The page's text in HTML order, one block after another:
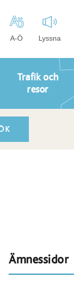
A-Ö Lyssna
Trafik och
resor
Ämnessidor